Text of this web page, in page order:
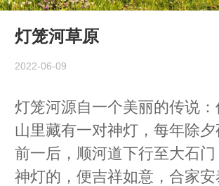
灯笼河草原
2022-06-09
灯笼河源自一个美丽的传说
山里藏有一对神灯，每年除
前一后，顺河道下行至大石门
神灯的，便吉祥如意，合家